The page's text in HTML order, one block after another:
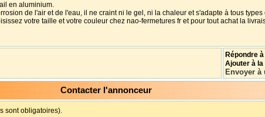
en aluminium.
de l'air et de l'eau, il ne craint ni le gel, ni la chaleur et s'adapte à tous types
votre taille et votre couleur chez nao-fermetures fr et pour tout achat la
Répondre
Ajouter à
Envoyer à
Contacter l'annonceur
sont obligatoires).